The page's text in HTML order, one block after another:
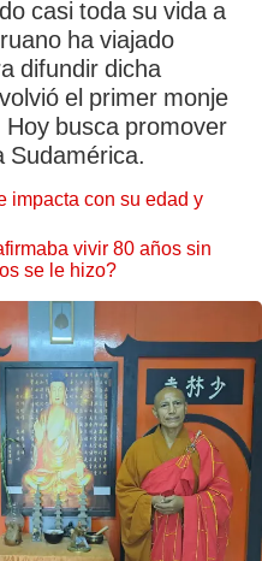
casi toda su vida a
ha viajado
difundir dicha
el primer monje
busca promover
Sudamérica.
impacta con su edad y
vivir 80 años sin
se le hizo?